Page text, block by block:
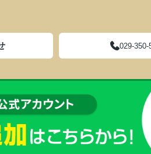
029-350-